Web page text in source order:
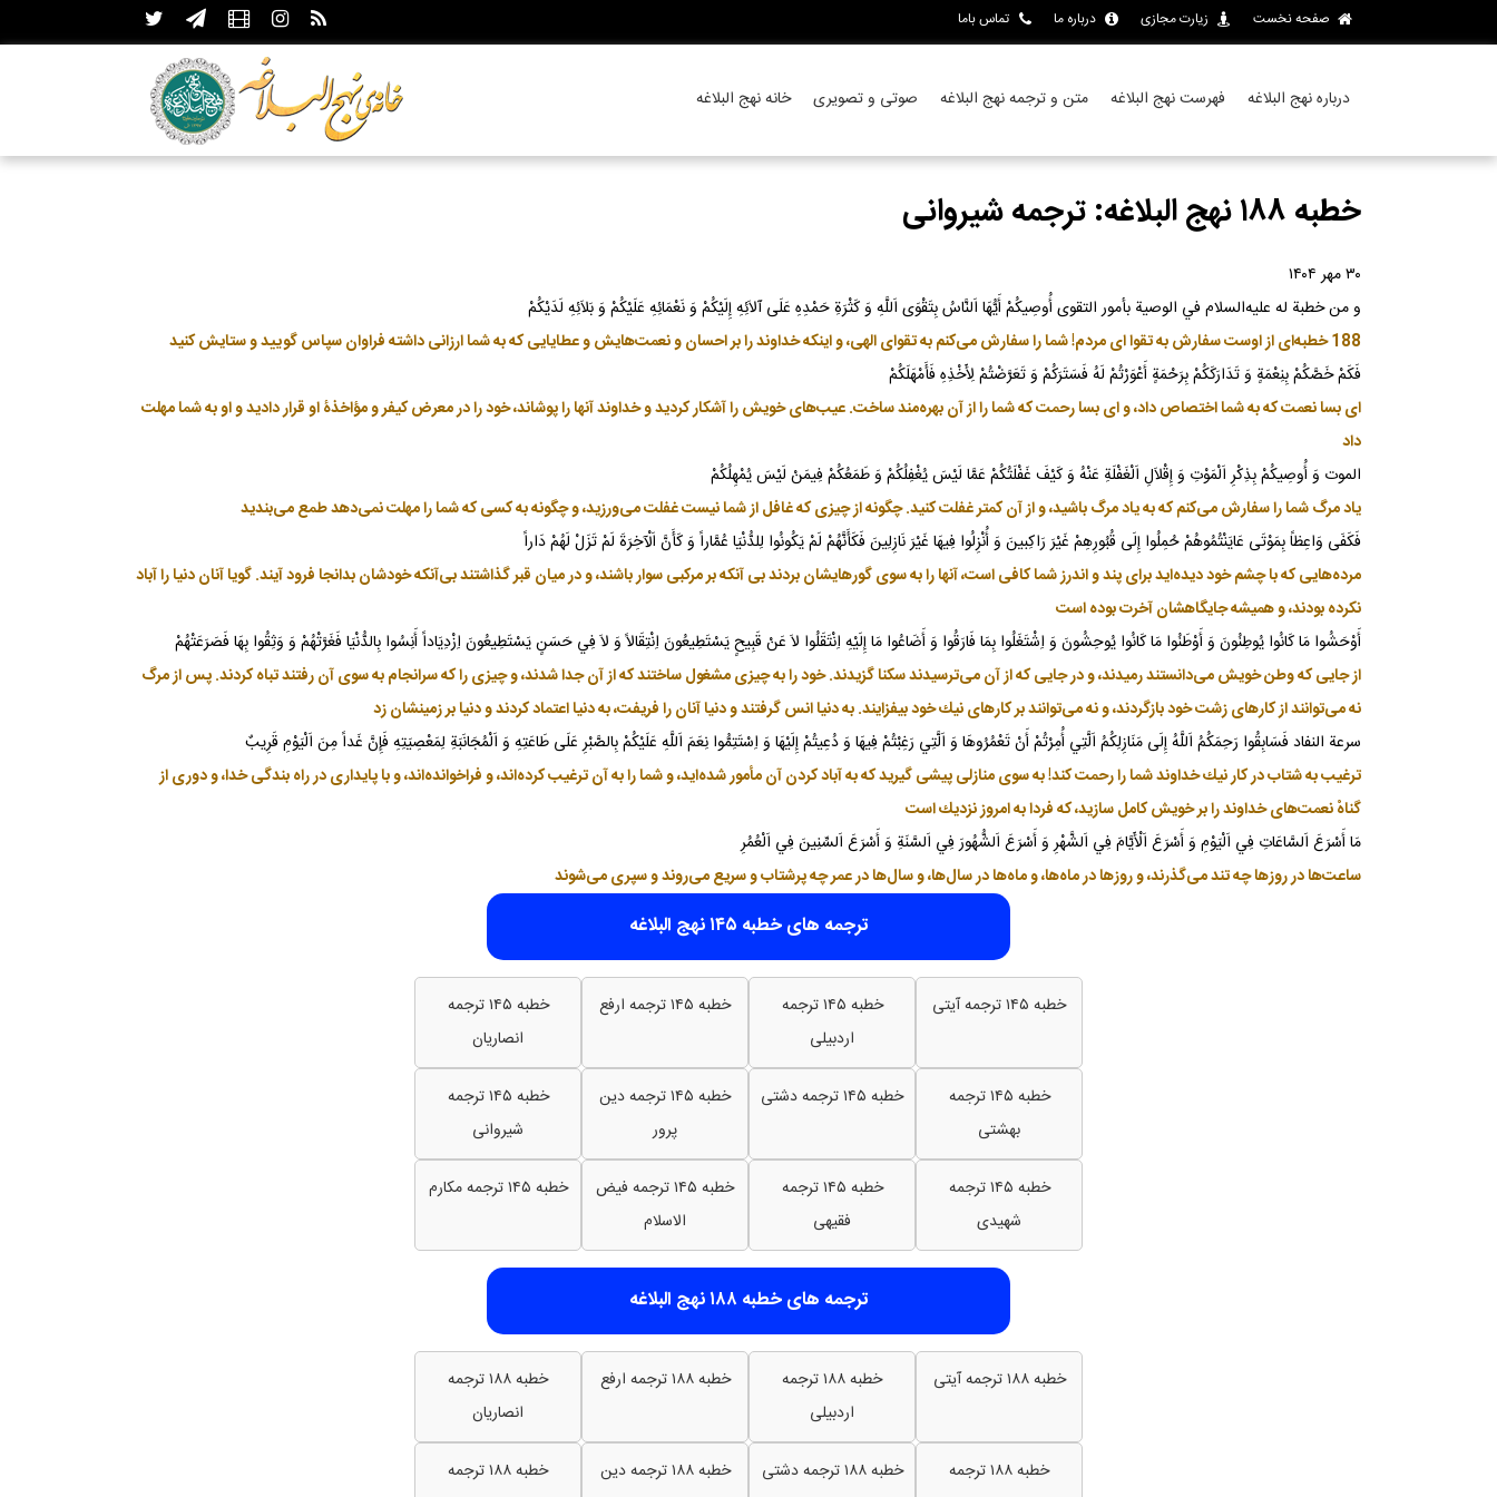
صفحه نخست زیارت مجازی درباره ما تماس باما
درباره نهج البلاغه فهرست نهج البلاغه متن و ترجمه نهج البلاغه صوتی و تصویری خانه نهج البلاغه
خطبه ۱۸۸ نهج البلاغه: ترجمه شیروانی
۳۰ مهر ۱۴۰۴
و من خطبة له عليه‌السلام في الوصية بأمور التقوى أُوصِيكُمْ أَيُّهَا اَلنَّاسُ بِتَقْوَى اَللَّهِ وَ كَثْرَةِ حَمْدِهِ عَلَى آلاَئِهِ إِلَيْكُمْ وَ نَعْمَائِهِ عَلَيْكُمْ وَ بَلاَئِهِ لَدَيْكُمْ
188 خطبه‌اى از اوست سفارش به تقوا اى مردم! شما را سفارش مى‌كنم به تقواى الهى، و اينكه خداوند را بر احسان و نعمت‌هايش و عطايايى كه به شما ارزانى داشته فراوان سپاس گوييد و ستايش كنيد
فَكَمْ خَصَّكُمْ بِنِعْمَةٍ وَ تَدَارَكَكُمْ بِرَحْمَةٍ أَعْوَرْتُمْ لَهُ فَسَتَرَكُمْ وَ تَعَرَّضْتُمْ لِأَخْذِهِ فَأَمْهَلَكُمْ
اى بسا نعمت كه به شما اختصاص داد، و اى بسا رحمت كه شما را از آن بهره‌مند ساخت. عيب‌هاى خويش را آشكار كرديد و خداوند آنها را پوشاند، خود را در معرض كيفر و مؤاخذۀ او قرار داديد و او به شما مهلت
داد
الموت وَ أُوصِيكُمْ بِذِكْرِ اَلْمَوْتِ وَ إِقْلاَلِ اَلْغَفْلَةِ عَنْهُ وَ كَيْفَ غَفْلَتُكُمْ عَمَّا لَيْسَ يُغْفِلُكُمْ وَ طَمَعُكُمْ فِيمَنْ لَيْسَ يُمْهِلُكُمْ
ياد مرگ شما را سفارش مى‌كنم كه به ياد مرگ باشيد، و از آن كمتر غفلت كنيد. چگونه از چيزى كه غافل از شما نيست غفلت مى‌ورزيد، و چگونه به كسى كه شما را مهلت نمى‌دهد طمع مى‌بنديد
فَكَفَى وَاعِظاً بِمَوْتَى عَايَنْتُمُوهُمْ حُمِلُوا إِلَى قُبُورِهِمْ غَيْرَ رَاكِبينَ وَ أُنْزِلُوا فِيهَا غَيْرَ نَازِلِينَ فَكَأَنَّهُمْ لَمْ يَكُونُوا لِلدُّنْيَا عُمَّاراً وَ كَأَنَّ اَلْآخِرَةَ لَمْ تَزَلْ لَهُمْ دَاراً
مرده‌هايى كه با چشم خود ديده‌ايد براى پند و اندرز شما كافى است، آنها را به سوى گورهايشان بردند بى آنكه بر مركبى سوار باشند، و در ميان قبر گذاشتند بى‌آنكه خودشان بدانجا فرود آيند. گويا آنان دنيا را آباد
نكرده بودند، و هميشه جايگاهشان آخرت بوده است
أَوْحَشُوا مَا كَانُوا يُوطِنُونَ وَ أَوْطَنُوا مَا كَانُوا يُوحِشُونَ وَ اِشْتَغَلُوا بِمَا فَارَقُوا وَ أَضَاعُوا مَا إِلَيْهِ اِنْتَقَلُوا لاَ عَنْ قَبِيحٍ يَسْتَطِيعُونَ اِنْتِقَالاً وَ لاَ فِي حَسَنٍ يَسْتَطِيعُونَ اِزْدِيَاداً أَنِسُوا بِالدُّنْيَا فَغَرَّتْهُمْ وَ وَثِقُوا بِهَا فَصَرَعَتْهُمْ
از جايى كه وطن خويش مى‌دانستند رميدند، و در جايى كه از آن مى‌ترسيدند سكنا گزيدند. خود را به چيزى مشغول ساختند كه از آن جدا شدند، و چيزى را كه سرانجام به سوى آن رفتند تباه كردند. پس از مرگ
نه مى‌توانند از كارهاى زشت خود بازگردند، و نه مى‌توانند بر كارهاى نيك خود بيفزايند. به دنيا انس گرفتند و دنيا آنان را فريفت، به دنيا اعتماد كردند و دنيا بر زمينشان زد
سرعة النفاد فَسَابِقُوا رَحِمَكُمُ اَللَّهُ إِلَى مَنَازِلِكُمُ اَلَّتِي أُمِرْتُمْ أَنْ تَعْمُرُوهَا وَ اَلَّتِي رَغِبْتُمْ فِيهَا وَ دُعِيتُمْ إِلَيْهَا وَ اِسْتَتِمُّوا نِعَمَ اَللَّهِ عَلَيْكُمْ بِالصَّبْرِ عَلَى طَاعَتِهِ وَ اَلْمُجَانَبَةِ لِمَعْصِيَتِهِ فَإِنَّ غَداً مِنَ اَلْيَوْمِ قَرِيبٌ
ترغيب به شتاب در كار نيك خداوند شما را رحمت كند! به سوى منازلى پيشى گيريد كه به آباد كردن آن مأمور شده‌ايد، و شما را به آن ترغيب كرده‌اند، و فراخوانده‌اند، و با پايدارى در راه بندگى خدا، و دورى از
گناهْ نعمت‌هاى خداوند را بر خويش كامل سازيد، كه فردا به امروز نزديك است
مَا أَسْرَعَ اَلسَّاعَاتِ فِي اَلْيَوْمِ وَ أَسْرَعَ اَلْأَيَّامَ فِي اَلشَّهْرِ وَ أَسْرَعَ اَلشُّهُورَ فِي اَلسَّنَةِ وَ أَسْرَعَ اَلسِّنِينَ فِي اَلْعُمُرِ
ساعت‌ها در روزها چه تند مى‌گذرند، و روزها در ماه‌ها، و ماه‌ها در سال‌ها، و سال‌ها در عمر چه پرشتاب و سريع مى‌روند و سپرى مى‌شوند
ترجمه های خطبه ۱۴۵ نهج البلاغه
خطبه ۱۴۵ ترجمه آیتی
خطبه ۱۴۵ ترجمه
اردبیلی
خطبه ۱۴۵ ترجمه ارفع
خطبه ۱۴۵ ترجمه
انصاریان
خطبه ۱۴۵ ترجمه
بهشتی
خطبه ۱۴۵ ترجمه دشتی
خطبه ۱۴۵ ترجمه دین
پرور
خطبه ۱۴۵ ترجمه
شیروانی
خطبه ۱۴۵ ترجمه
شهیدی
خطبه ۱۴۵ ترجمه
فقیهی
خطبه ۱۴۵ ترجمه فیض
الاسلام
خطبه ۱۴۵ ترجمه مکارم
ترجمه های خطبه ۱۸۸ نهج البلاغه
خطبه ۱۸۸ ترجمه آیتی
خطبه ۱۸۸ ترجمه
اردبیلی
خطبه ۱۸۸ ترجمه ارفع
خطبه ۱۸۸ ترجمه
انصاریان
خطبه ۱۸۸ ترجمه
خطبه ۱۸۸ ترجمه دشتی
خطبه ۱۸۸ ترجمه دین
خطبه ۱۸۸ ترجمه